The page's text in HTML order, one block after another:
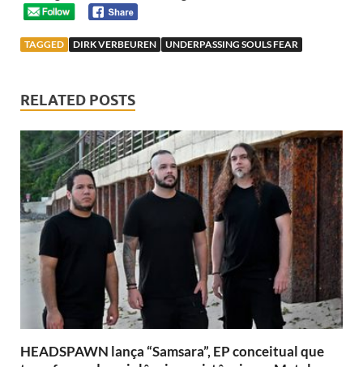
TAGGED DIRK VERBEUREN UNDERPASSING SOULS FEAR
RELATED POSTS
HEADSPAWN lança “Samsara”, EP conceitual que